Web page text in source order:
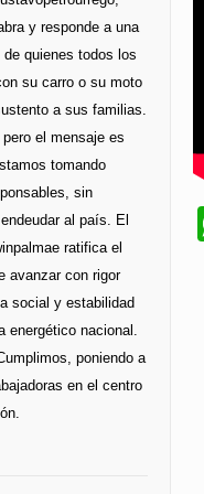
y responde a una
quienes todos los
su carro o su moto
a sus familias.
el mensaje es
tomando
sin
al país. El
ratifica el
avanzar con rigor
social y estabilidad
energético nacional.
poniendo a
en el centro